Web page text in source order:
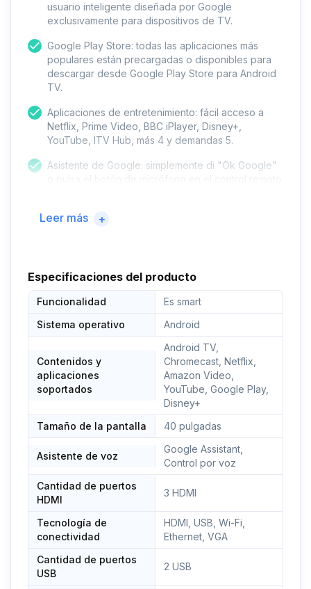
usuario inteligente diseñada por Google
exclusivamente para dispositivos de TV.
Google Play Store: todas las aplicaciones más
populares están precargadas o disponibles para
descargar desde Google Play Store para Android
TV.
Aplicaciones de entretenimiento: fácil acceso a
Netflix, Prime Video, BBC iPlayer, Disney+,
YouTube, ITV Hub, más 4 y demandas 5.
Asistente de Google: simplemente di "Ok Google"
los dispositivos domésticos.
contenido gratuito bajo demanda de los jugadores
de captura más populares del Reino Unido.
Fuente de alimentación: eléctrico con cable.
Vataje (W): 67.0 kilowatt hours
Tipo de conectividad: ethernet
Tipo de altavoz: incorporado
Leer más +
Especificaciones del producto
Funcionalidad
Es smart
Sistema operativo
Android
Contenidos y
aplicaciones
soportados
Android TV,
Chromecast, Netflix,
Amazon Video,
YouTube, Google Play,
Disney+
Tamaño de la pantalla
40 pulgadas
Asistente de voz
Google Assistant,
Control por voz
Cantidad de puertos
HDMI
3 HDMI
Tecnología de
conectividad
HDMI, USB, Wi-Fi,
Ethernet, VGA
Cantidad de puertos
USB
2 USB